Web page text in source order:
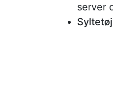
server